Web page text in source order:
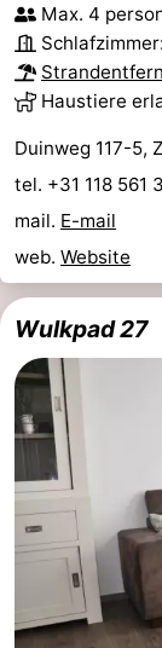
Zierikzee
-
Natur
Oosterschelde
-
Burgh
-
Kop
Schouwen
-
Natur
Oranjezon
-
Oostkapelle
-
Natur
de
Mantelingen
-
Domburg
Westkapelle
Natur
-
Max. 4
Haustiere
Duinweg 117-5,
tel. +31 118 561
mail. E-mail
web. Website
Wulkpad 27